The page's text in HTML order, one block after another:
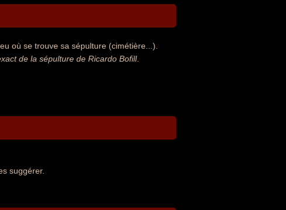
où se trouve sa sépulture (cimétière...).
de la sépulture de Ricardo Bofill.
suggérer.